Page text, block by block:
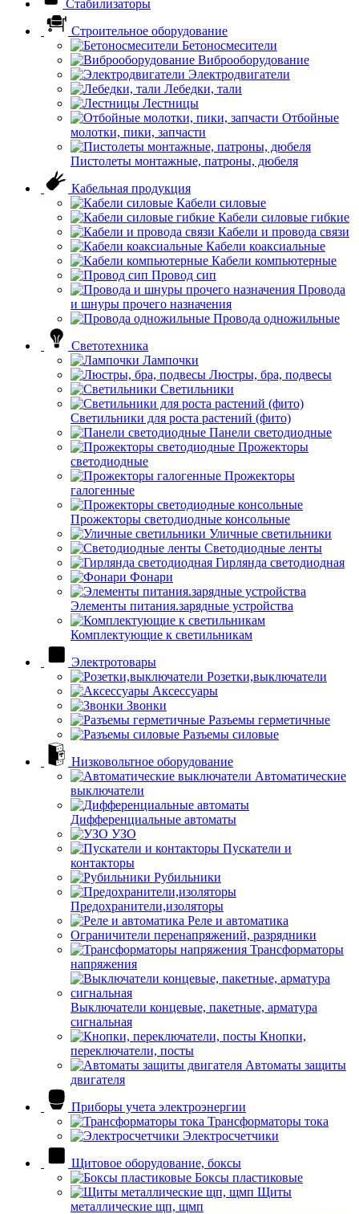
Стабилизаторы
Строительное оборудование
Бетоносмесители
Виброоборудование
Электродвигатели
Лебедки, тали
Лестницы
Отбойные
молотки, пики, запчасти
Пистолеты монтажные, патроны, дюбеля
Кабельная продукция
Кабели силовые
Кабели силовые гибкие
Кабели и провода связи
Кабели коаксиальные
Кабели компьютерные
Провод сип
Провода
и шнуры прочего назначения
Провода одножильные
Светотехника
Лампочки
Люстры, бра, подвесы
Светильники
Светильники для роста растений (фито)
Панели светодиодные
Прожекторы
светодиодные
Прожекторы
галогенные
Прожекторы светодиодные консольные
Уличные светильники
Светодиодные ленты
Гирлянда светодиодная
Фонари
Элементы питания.зарядные устройства
Комплектующие к светильникам
Электротовары
Розетки,выключатели
Аксессуары
Звонки
Разъемы герметичные
Разъемы силовые
Низковольтное оборудование
Автоматические
выключатели
Дифференциальные автоматы
УЗО
Пускатели и
контакторы
Рубильники
Предохранители,изоляторы
Реле и автоматика
Ограничители перенапряжений, разрядники
Трансформаторы
напряжения
Выключатели концевые, пакетные, арматура
сигнальная
Кнопки,
переключатели, посты
Автоматы защиты
двигателя
Приборы учета электроэнергии
Трансформаторы тока
Электросчетчики
Щитовое оборудование, боксы
Боксы пластиковые
Щиты
металлические щп, щмп